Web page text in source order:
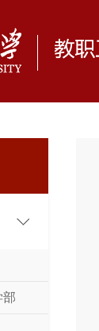
部